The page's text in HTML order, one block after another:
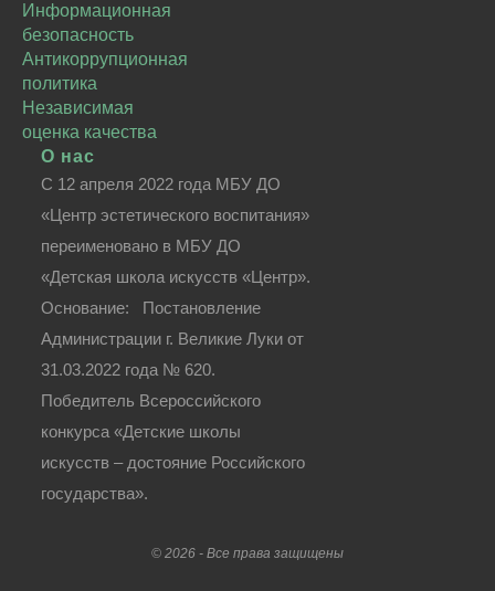
Информационная
безопасность
Антикоррупционная
политика
Независимая
оценка качества
О нас
С 12 апреля 2022 года МБУ ДО
«Центр эстетического воспитания»
переименовано в МБУ ДО
«Детская школа искусств «Центр».
Основание: Постановление
Администрации г. Великие Луки от
31.03.2022 года № 620.
Победитель Всероссийского
конкурса «Детские школы
искусств – достояние Российского
государства».
© 2026 - Все права защищены